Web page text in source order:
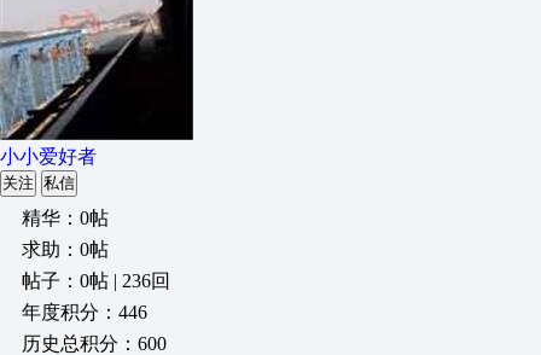
小小爱好者
关注 私信
精华：0帖
求助：0帖
帖子：0帖 | 236回
年度积分：446
历史总积分：600